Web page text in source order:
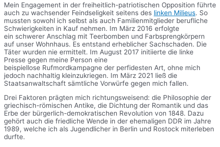
Mein Engagement in der freiheitlich-patriotischen Opposition führte
auch zu wachsender Feindseligkeit seitens des linken Milieus. So
mussten sowohl ich selbst als auch Familienmitglieder berufliche
Schwierigkeiten in Kauf nehmen. Im März 2016 erfolgte
ein schwerer Anschlag mit Teerbomben und Farbsprengkörpern
auf unser Wohnhaus. Es entstand erheblicher Sachschaden. Die
Täter wurden nie ermittelt. Im August 2017 initiierte die linke
Presse gegen meine Person eine
beispiellose Rufmordkampagne der perfidesten Art, ohne mich
jedoch nachhaltig kleinzukriegen. Im März 2021 ließ die
Staatsanwaltschaft sämtliche Vorwürfe gegen mich fallen.
Drei Faktoren prägten mich richtungsweisend: die Philosophie der
griechisch-römischen Antike, die Dichtung der Romantik und das
Erbe der bürgerlich-demokratischen Revolution von 1848. Dazu
gehört auch die friedliche Wende in der ehemaligen DDR im Jahre
1989, welche ich als Jugendlicher in Berlin und Rostock miterleben
durfte.